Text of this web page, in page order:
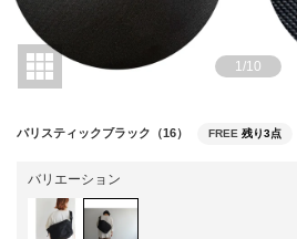
1 /10
バリスティックブラック（16） FREE 残り3点
バリエーション